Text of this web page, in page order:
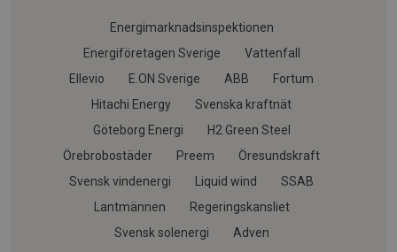
Energimarknadsinspektionen
Energiföretagen Sverige
Vattenfall
Ellevio
E.ON Sverige ABB
Fortum
Hitachi Energy
Svenska kraftnät
Göteborg Energi
H2 Green Steel
Örebrobostäder
Preem
Öresundskraft
Svensk vindenergi
Liquid wind
SSAB
Lantmännen
Regeringskansliet
Svensk solenergi
Adven